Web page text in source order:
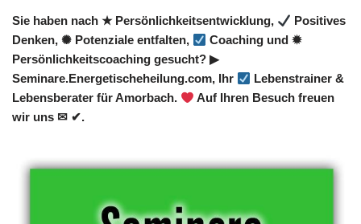
Sie haben nach ★ Persönlichkeitsentwicklung,
Positives
Denken, ✺ Potenziale entfalten,
Coaching und ✹
Persönlichkeitscoaching gesucht? ▶︎
Seminare.Energetischeheilung.com, Ihr
Lebenstrainer &
Lebensberater für Amorbach.
Auf Ihren Besuch freuen
wir uns ✉ ✔.